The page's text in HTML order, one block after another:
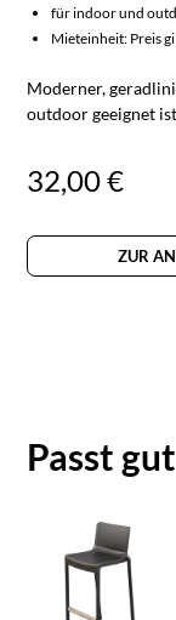
für indoor und
Mieteinheit: Preis
Moderner,
outdoor geeignet
32,00 €
ZUR
Passt